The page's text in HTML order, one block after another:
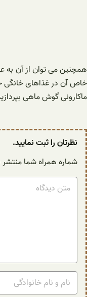
همچنین می توان از آن به
خاص آن در غذاهای خانگی
ماکارونی گوش ماهی
نظرتان را ثبت نمایید.
شماره همراه شما